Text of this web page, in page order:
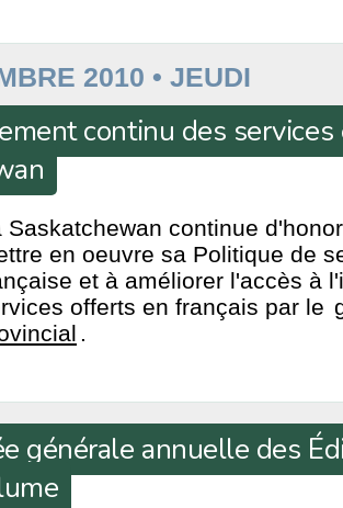
2010 • JEUDI
continu des services
Saskatchewan continue
en oeuvre sa Politique de
et à améliorer l'accès à
offerts en français par le
.
générale annuelle des